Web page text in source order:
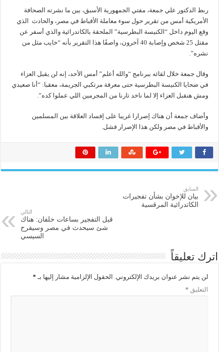
ربط الدكتور علي جمعة، مفتي الجمهورية الأسبق، بين ما نشرته الصحافة
الأمريكية أمس من تقرير حول سوء معاملة الأقباط في مصر، والحادث الذي
وقع اليوم داخل “الكنيسة البطرسية” الملحقة بالكاتدرائية والذي أسفر عن
مقتل 25 شخص وإصابة 40 آخرون، واصفًا هذا التقرير بأنه “خايب مثل من
نشره”.
وقال جمعة خلال لقائه ببرنامج “والله أعلم” أمس الأحد، إنه لن يقبل العزاء
في ضحايا الكنيسة البطرسية حتى معرفة مرتكبي الجريمة، معقبا: “أنا صعيدي
ومش هنقبل العزاء إلا لما ناخد تارنا من المجرمين اللي عملوا كده”.
وأضاف جمعة أن هناك إصرارا غريبا على إفساد العلاقة بين المسلمين
والأقباط في مصر ولكن هذا الإصرار فشل.
السابق
بيان للإخوان بشأن تفجيرات
الكاتدرائية المرقسية
التالي
قبل التفجير بساعات خلفان: هناك
شئ سيحدث في مصر وسيفرح
السيسي
اترك تعليقاً
لن يتم نشر عنوان بريدك الإلكتروني. الحقول الإلزامية مشار إليها بـ *
التعليق *